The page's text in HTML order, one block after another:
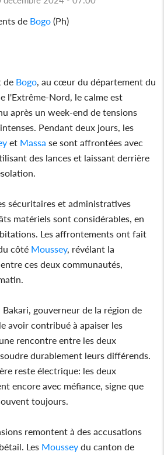
de Bogo (Ph)
de Bogo , au cœur du département du
l'Extrême-Nord, le calme est
après un week-end de tensions
Pendant deux jours, les
et Massa se sont affrontées avec
des lances et laissant derrière
sécuritaires et administratives
matériels sont considérables, en
Les affrontements ont fait
côté Moussey, révélant la
ces deux communautés,
gouverneur de la région de
avoir contribué à apaiser les
rencontre entre les deux
durablement leurs différends.
reste électrique: les deux
encore avec méfiance, signe que
toujours.
remontent à des accusations
Les Moussey du canton de